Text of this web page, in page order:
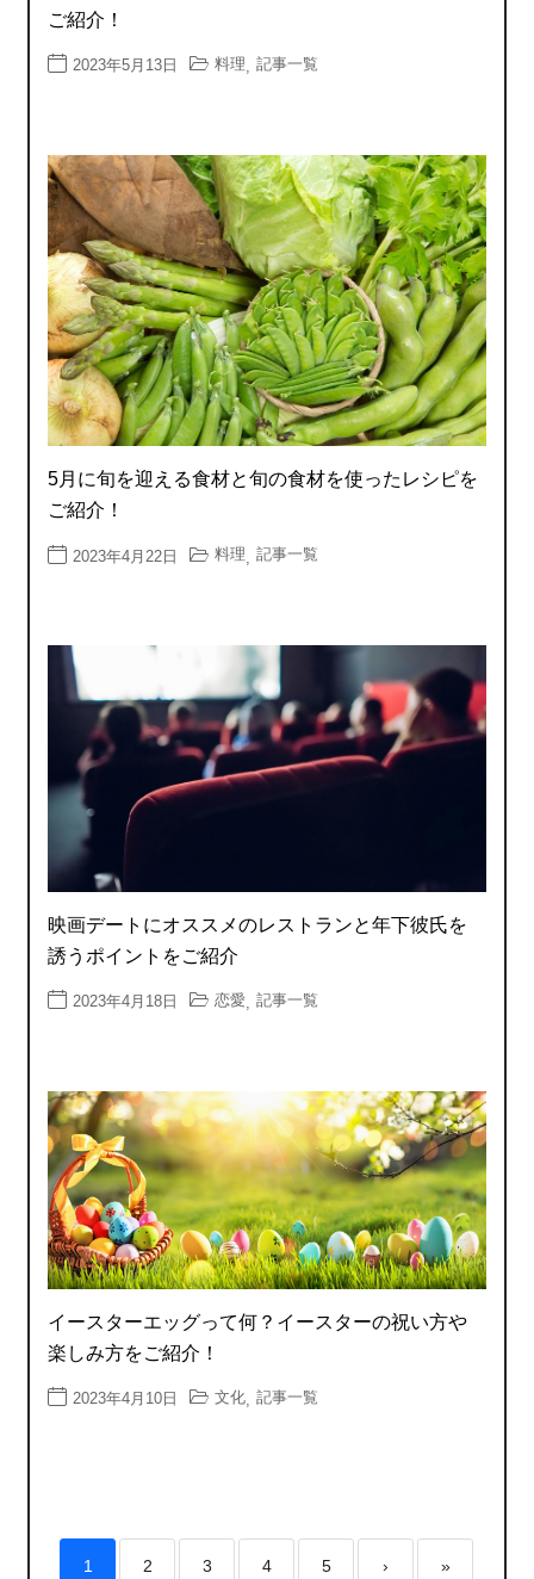
ご紹介！
2023年5月13日 料理, 記事一覧
5月に旬を迎える食材と旬の食材を使ったレシピを
ご紹介！
2023年4月22日 料理 記事一覧
映画デートにオススメのレストランと年下彼氏を
誘うポイントをご紹介
2023年4月18日 恋愛, 記事一覧
イースターエッグって何？イースターの祝い方や
楽しみ方をご紹介！
2023年4月10日 文化, 記事一覧
1 2 3 4 5 › »